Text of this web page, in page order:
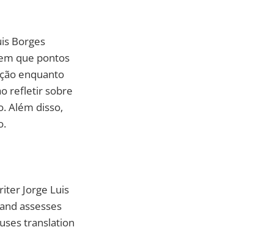
Borges
que pontos
enquanto
refletir sobre
Além disso,
Jorge Luis
assesses
translation